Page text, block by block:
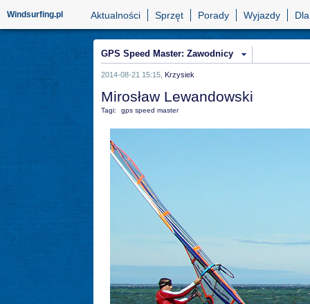
Windsurfing.pl Aktualności Sprzęt Porady Wyjazdy
GPS Speed Master: Zawodnicy
2014-08-21 15:15, Krzysiek
Mirosław Lewandowski
Tagi: gps speed master